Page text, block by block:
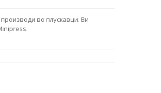
во плускавци. Ви